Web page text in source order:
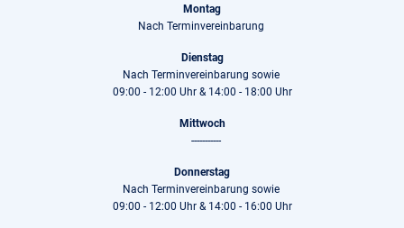
Montag
Nach Terminvereinbarung
Dienstag
Nach Terminvereinbarung sowie
09:00 - 12:00 Uhr & 14:00 - 18:00 Uhr
Mittwoch
-----------
Donnerstag
Nach Terminvereinbarung sowie
09:00 - 12:00 Uhr & 14:00 - 16:00 Uhr